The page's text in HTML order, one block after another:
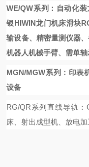
WE/QW系列：自动化装
银HIWIN龙门机床滑块
输设备、精密量测仪器
机器人机械手臂、需单轴
MGN/MGW系列：印表
设备
RG/QR系列直线导轨
床、射出成型机、放电